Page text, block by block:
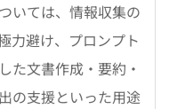
いては、情報収集の
力避け、プロンプト
た文書作成・要約・
の支援といった用途